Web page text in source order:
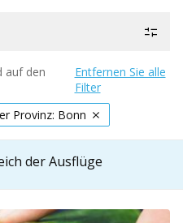
auf den
Entfernen Sie alle
Filter
Provinz: Bonn
der Ausflüge